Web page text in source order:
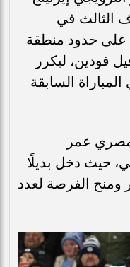
الثالث في
من على حدود منطقة
فودين، ليكرر
السابقة
عمر
حيث دخل بديلًا
ومنح الفرصة لعدد